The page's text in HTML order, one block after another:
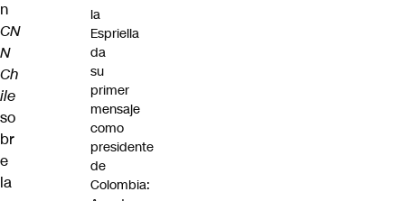
n
CN
N
Ch
ile
so
br
e
la
la
Espriella
da
su
primer
mensaje
como
presidente
de
Colombia: